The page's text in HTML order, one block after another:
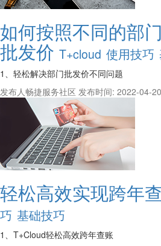
如何按照不同的部
批发价 T+cloud 使用技巧
1、轻松解决部门批发价不同问题
发布人畅捷服务社区 发布时间: 2022-04-
轻松高效实现跨年
巧 基础技巧
1、T+Cloud轻松高效跨年查账